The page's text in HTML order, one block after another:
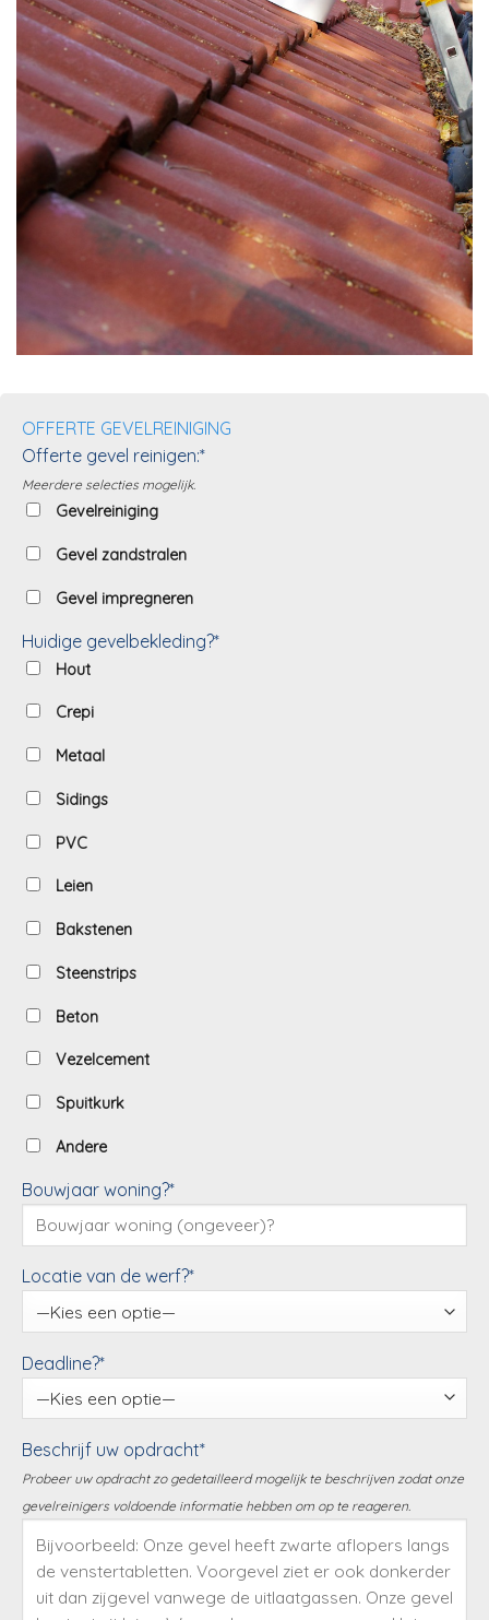
OFFERTE GEVELREINIGING
Offerte gevel reinigen:*
Meerdere selecties mogelijk.
Gevelreiniging
Gevel zandstralen
Gevel impregneren
Huidige gevelbekleding?*
Hout
Crepi
Metaal
Sidings
PVC
Leien
Bakstenen
Steenstrips
Beton
Vezelcement
Spuitkurk
Andere
Bouwjaar woning?*
Locatie van de werf?*
Deadline?*
Beschrijf uw opdracht*
Probeer uw opdracht zo gedetailleerd mogelijk te beschrijven zodat onze
gevelreinigers voldoende informatie hebben om op te reageren.